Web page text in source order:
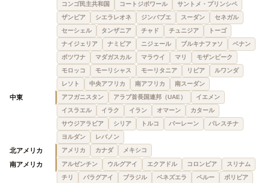
コンゴ民主共和国
コートジボワール
サントメ・プリンシペ
ザンビア
シエラレオネ ジンバブエ スーダン
セネガル
セーシェル
タンザニア チャド チュニジア
トーゴ
ナイジェリア
ナミビア ニジェール ブルキナファソ
ベナン
ボツワナ
マダガスカル マラウイ マリ
モザンビーク
モロッコ
モーリシャス モーリタニア リビア
ルワンダ
レソト
中央アフリカ 南アフリカ 南スーダン
中東 アフガニスタン アラブ首長国連邦（UAE）
イエメン
イスラエル
イラク イラン オマーン
カタール
サウジアラビア
シリア トルコ バーレーン
パレスチナ
ヨルダン
レバノン
北アメリカ アメリカ カナダ メキシコ
南アメリカ アルゼンチン ウルグアイ エクアドル コロンビア
スリナム
チリ
パラグアイ ブラジル ベネズエラ ペルー ボリビア